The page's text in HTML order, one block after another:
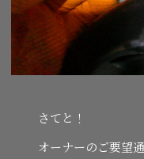
さてと！
オーナーのご要望